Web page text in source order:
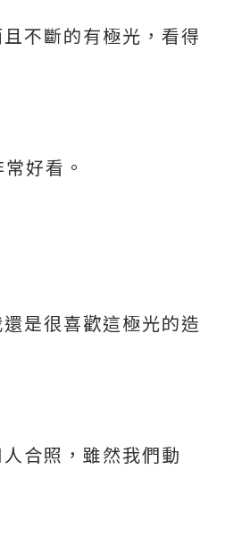
不斷的有極光，看得
好看。
是很喜歡這極光的造
合照，雖然我們動